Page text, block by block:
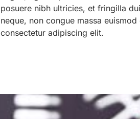
posuere nibh ultricies, et fringilla
neque, non congue massa
consectetur adipiscing elit.